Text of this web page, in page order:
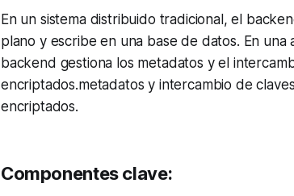
En un sistema distribuido tradicional, el
plano y escribe en una base de datos. En
backend gestiona los metadatos y el
encriptados.metadatos y intercambio de claves
encriptados.
Componentes clave: